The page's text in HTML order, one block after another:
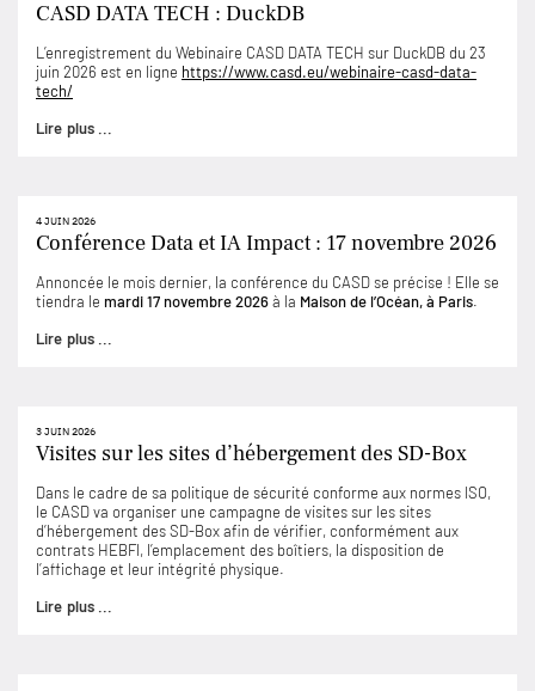
CASD DATA TECH : DuckDB
L’enregistrement du Webinaire CASD DATA TECH sur DuckDB du 23
juin 2026 est en ligne https://www.casd.eu/webinaire-casd-data-
tech/
Lire plus ...
4 JUIN 2026
Conférence Data et IA Impact : 17 novembre 2026
Annoncée le mois dernier, la conférence du CASD se précise ! Elle se
tiendra le mardi 17 novembre 2026à la Maison de l’Océan, à Paris.
Lire plus ...
3 JUIN 2026
Visites sur les sites d’hébergement des SD-Box
Dans le cadre de sa politique de sécurité conforme aux normes ISO,
le CASD va organiser une campagne de visites sur les sites
d’hébergement des SD-Box afin de vérifier, conformément aux
contrats HEBFI, l’emplacement des boîtiers, la disposition de
l’affichage et leur intégrité physique.
Lire plus ...